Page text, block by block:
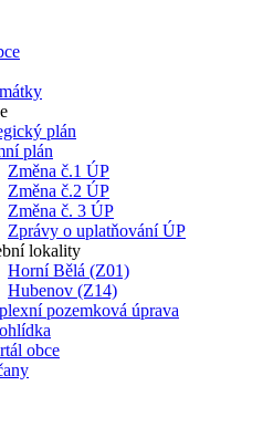
plán
plán
Změna č.1 ÚP
Změna č.2 ÚP
Změna č. 3 ÚP
Zprávy o uplatňování ÚP
lokality
Horní Bělá (Z01)
Hubenov (Z14)
pozemková úprava
obce